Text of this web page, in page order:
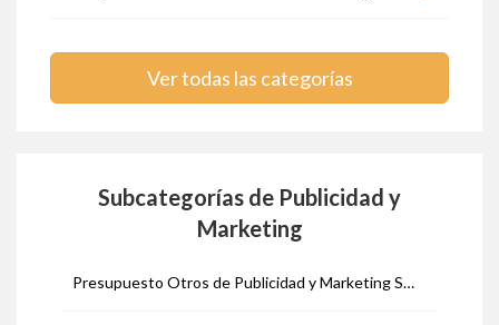
Ver todas las categorías
Subcategorías de Publicidad y
Marketing
Presupuesto Otros de Publicidad y Marketing Segovia